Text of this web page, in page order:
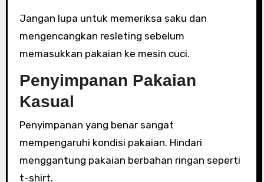
Jangan lupa untuk memeriksa saku dan
mengencangkan resleting sebelum
memasukkan pakaian ke mesin cuci.
Penyimpanan Pakaian
Kasual
Penyimpanan yang benar sangat
mempengaruhi kondisi pakaian. Hindari
menggantung pakaian berbahan ringan seperti
t-shirt.